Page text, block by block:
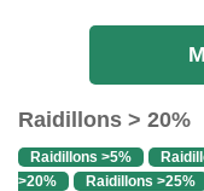
Raidillons > 20%
Raidillons >5%
>20%
Raidillons >25%